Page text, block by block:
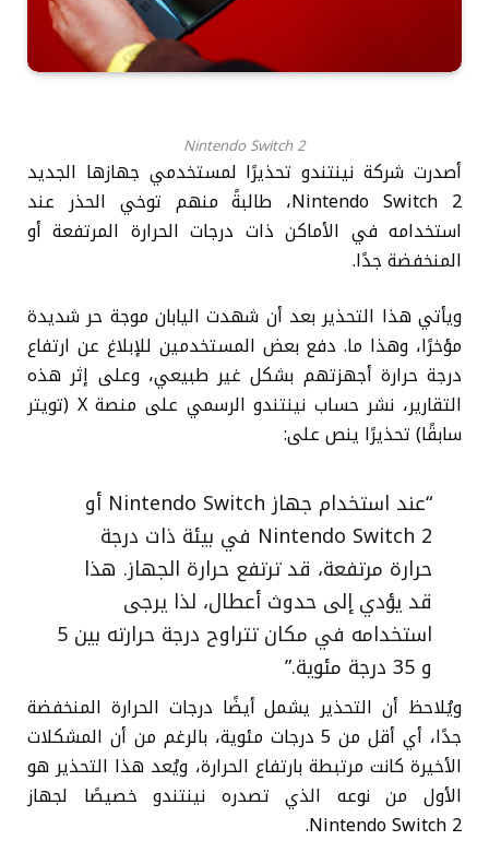
Nintendo Switch 2
أصدرت شركة نينتندو تحذيرًا لمستخدمي جهازها الجديد
Nintendo Switch 2، طالبةً منهم توخي الحذر عند
استخدامه في الأماكن ذات درجات الحرارة المرتفعة أو
المنخفضة جدًا.
ويأتي هذا التحذير بعد أن شهدت اليابان موجة حر شديدة
مؤخرًا، وهذا ما. دفع بعض المستخدمين للإبلاغ عن ارتفاع
درجة حرارة أجهزتهم بشكل غير طبيعي، وعلى إثر هذه
التقارير، نشر حساب نينتندو الرسمي على منصة X (تويتر
سابقًا) تحذيرًا ينص على:
“عند استخدام جهاز Nintendo Switch أو
Nintendo Switch 2 في بيئة ذات درجة
حرارة مرتفعة، قد ترتفع حرارة الجهاز. هذا
قد يؤدي إلى حدوث أعطال، لذا يرجى
استخدامه في مكان تتراوح درجة حرارته بين 5
و 35 درجة مئوية.”
ويُلاحظ أن التحذير يشمل أيضًا درجات الحرارة المنخفضة
جدًا، أي أقل من 5 درجات مئوية، بالرغم من أن المشكلات
الأخيرة كانت مرتبطة بارتفاع الحرارة، ويُعد هذا التحذير هو
الأول من نوعه الذي تصدره نينتندو خصيصًا لجهاز
Nintendo Switch 2.